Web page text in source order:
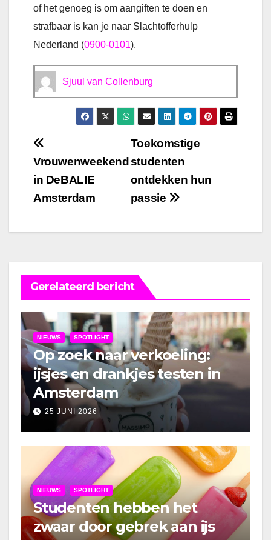
of het genoeg is om aangiften te doen en
strafbaar is kan je naar Slachtofferhulp
Nederland (0900-0101).
Sjuul van Collenburg
Bericht
navigatie
Toekomstige
studenten
ontdekken hun
passie
Vrouwenweekend
in DeBALIE
Amsterdam
Gerelateerd bericht
NIEUWS SPOTLIGHT
Op zoek naar verkoeling:
ijsjes en drankjes testen in
Amsterdam
25 JUNI 2026
NIEUWS SPOTLIGHT
Studenten hebben het
zwaar door gebrek aan ijs